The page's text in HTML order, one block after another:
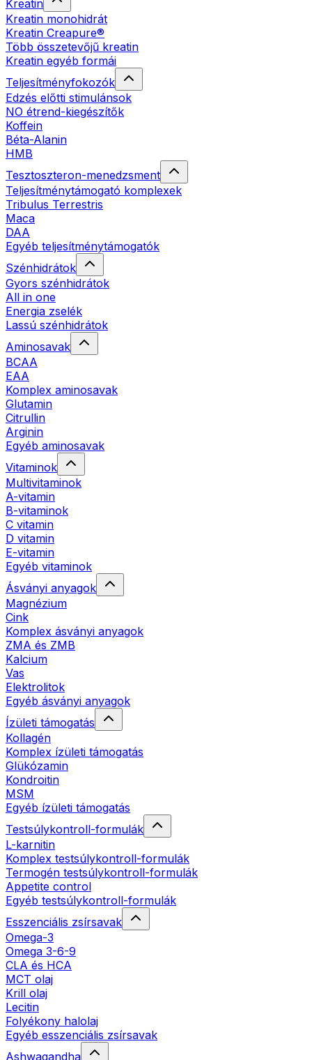
Kreatin
Kreatin monohidrát
Kreatin Creapure®
Több összetevőjű kreatin
Kreatin egyéb formái
Teljesítményfokozók
Edzés előtti stimulánsok
NO étrend-kiegészítők
Koffein
Béta-Alanin
HMB
Tesztoszteron-menedzsment
Teljesítménytámogató komplexek
Tribulus Terrestris
Maca
DAA
Egyéb teljesítménytámogatók
Szénhidrátok
Gyors szénhidrátok
All in one
Energia zselék
Lassú szénhidrátok
Aminosavak
BCAA
EAA
Komplex aminosavak
Glutamin
Citrullin
Arginin
Egyéb aminosavak
Vitaminok
Multivitaminok
A-vitamin
B-vitaminok
C vitamin
D vitamin
E-vitamin
Egyéb vitaminok
Ásványi anyagok
Magnézium
Cink
Komplex ásványi anyagok
ZMA és ZMB
Kalcium
Vas
Elektrolitok
Egyéb ásványi anyagok
Ízületi támogatás
Kollagén
Komplex ízületi támogatás
Glükózamin
Kondroitin
MSM
Egyéb ízületi támogatás
Testsúlykontroll-formulák
L-karnitin
Komplex testsúlykontroll-formulák
Termogén testsúlykontroll-formulák
Appetite control
Egyéb testsúlykontroll-formulák
Esszenciális zsírsavak
Omega-3
Omega 3-6-9
CLA és HCA
MCT olaj
Krill olaj
Lecitin
Folyékony halolaj
Egyéb esszenciális zsírsavak
Ashwagandha